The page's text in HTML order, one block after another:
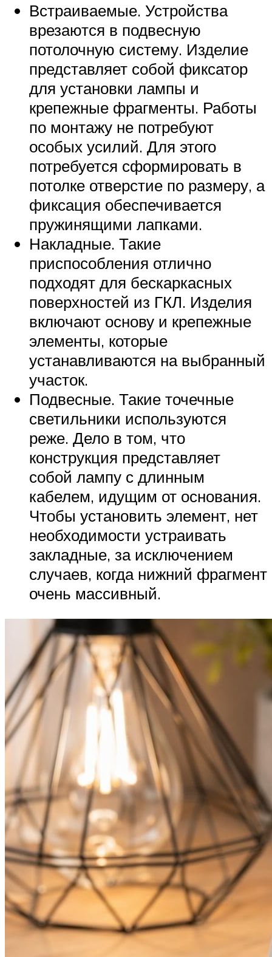
Встраиваемые. Устройства
врезаются в подвесную
потолочную систему. Изделие
представляет собой фиксатор
для установки лампы и
крепежные фрагменты. Работы
по монтажу не потребуют
особых усилий. Для этого
потребуется сформировать в
потолке отверстие по размеру, а
фиксация обеспечивается
пружинящими лапками.
Накладные. Такие
приспособления отлично
подходят для бескаркасных
поверхностей из ГКЛ. Изделия
включают основу и крепежные
элементы, которые
устанавливаются на выбранный
участок.
Подвесные. Такие точечные
светильники используются
реже. Дело в том, что
конструкция представляет
собой лампу с длинным
кабелем, идущим от основания.
Чтобы установить элемент, нет
необходимости устраивать
закладные, за исключением
случаев, когда нижний фрагмент
очень массивный.